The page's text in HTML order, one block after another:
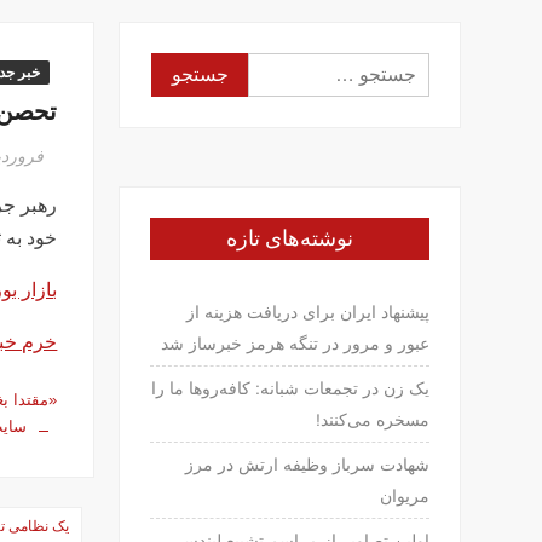
خبر
فروردین ۸,
رهبر
خود
بازار
خرم
«مقتدا
یک نظامی
جستجو
برای:
نوشته‌های تازه
پیشنهاد ایران برای دریافت هزینه از
عبور و مرور در تنگه هرمز خبرساز شد
یک زن در تجمعات شبانه: کافه‌روها ما را
مسخره می‌کنند!
شهادت سرباز وظیفه ارتش در مرز
مریوان